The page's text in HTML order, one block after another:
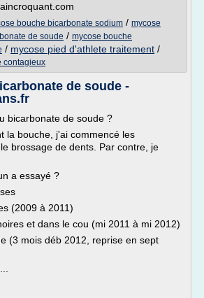
bouche bicarbonate sodium / mycose
de soude / mycose bouche
/ mycose pied d'athlete traitement /
contagieux
de soude -
bicarbonate de soude ?
la bouche, j'ai commencé les
brossage de dents. Par contre, je
a essayé ?
(2009 à 2011)
et dans le cou (mi 2011 à mi 2012)
(3 mois déb 2012, reprise en sept